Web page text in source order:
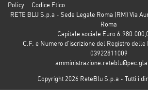
Policy
Codice Etico
RETE BLU S.p.a - Sede Legale Roma (RM) Via
Roma
Capitale sociale Euro
C.F. e Numero d’iscrizione del Registro delle
03922811009
Copyright 2026 ReteBlu S.p.a - Tutti i